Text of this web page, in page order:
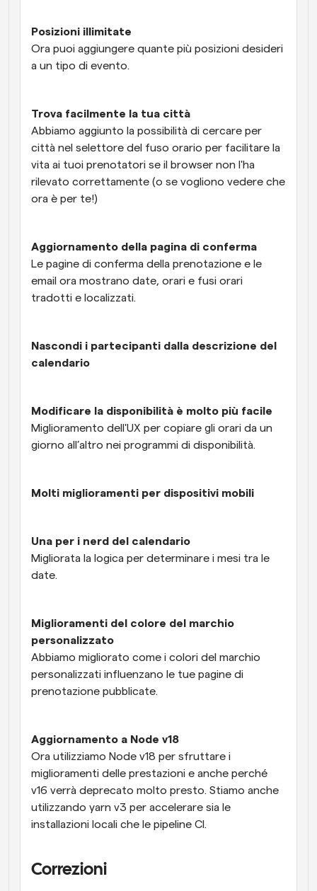
Posizioni illimitate
Ora puoi aggiungere quante più posizioni desideri
a un tipo di evento.
Trova facilmente la tua città
Abbiamo aggiunto la possibilità di cercare per
città nel selettore del fuso orario per facilitare la
vita ai tuoi prenotatori se il browser non l'ha
rilevato correttamente (o se vogliono vedere che
ora è per te!)
Aggiornamento della pagina di conferma
Le pagine di conferma della prenotazione e le
email ora mostrano date, orari e fusi orari
tradotti e localizzati.
Nascondi i partecipanti dalla descrizione del
calendario
Modificare la disponibilità è molto più facile
Miglioramento dell'UX per copiare gli orari da un
giorno all’altro nei programmi di disponibilità.
Molti miglioramenti per dispositivi mobili
Una per i nerd del calendario
Migliorata la logica per determinare i mesi tra le
date.
Miglioramenti del colore del marchio
personalizzato
Abbiamo migliorato come i colori del marchio
personalizzati influenzano le tue pagine di
prenotazione pubblicate.
Aggiornamento a Node v18
Ora utilizziamo Node v18 per sfruttare i
miglioramenti delle prestazioni e anche perché
v16 verrà deprecato molto presto. Stiamo anche
utilizzando yarn v3 per accelerare sia le
installazioni locali che le pipeline CI.
Correzioni